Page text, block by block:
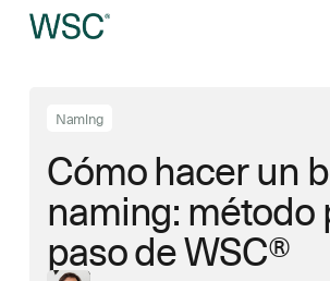
Naming
Cómo hacer un
naming: método
paso de WSC®